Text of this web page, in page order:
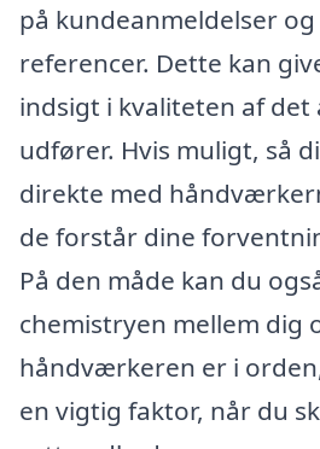
på kundeanmeldelser
referencer. Dette kan
indsigt i kvaliteten af det
udfører. Hvis muligt, så
direkte med
de forstår dine
På den måde kan du
chemistryen mellem dig
håndværkeren er i
en vigtig faktor, når du